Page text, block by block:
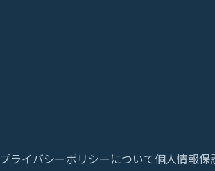
プライバシーポリシーについて個人情報保